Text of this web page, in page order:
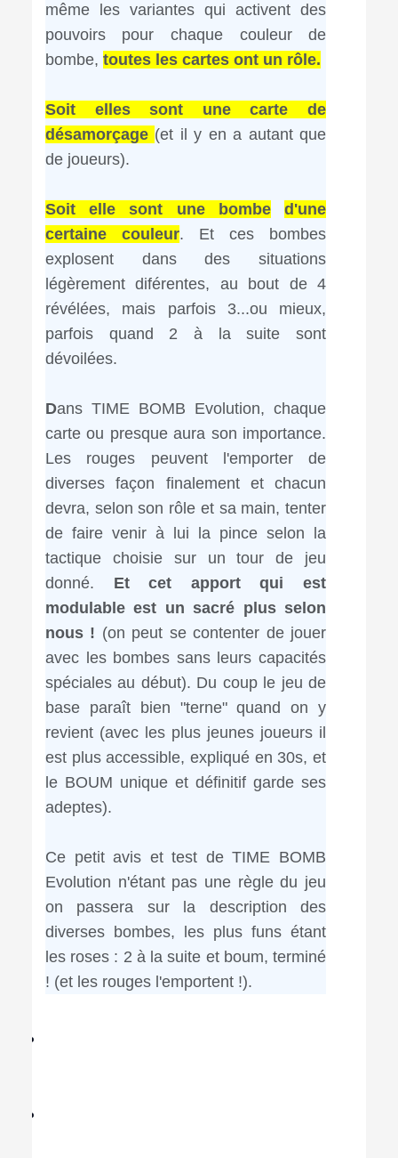
même les variantes qui activent des
pouvoirs pour chaque couleur de
bombe, toutes les cartes ont un rôle.
Soit elles sont une carte de
désamorçage (et il y en a autant que
de joueurs).
Soit elle sont une bombe
d'une
certaine couleur. Et ces bombes
explosent dans des situations
légèrement diférentes, au bout de 4
révélées, mais parfois 3...ou mieux,
parfois quand 2 à la suite sont
dévoilées.
Dans TIME BOMB Evolution, chaque
carte ou presque aura son importance.
Les rouges peuvent l'emporter de
diverses façon finalement et chacun
devra, selon son rôle et sa main, tenter
de faire venir à lui la pince selon la
tactique choisie sur un tour de jeu
donné. Et cet apport qui est
modulable est un sacré plus selon
nous ! (on peut se contenter de jouer
avec les bombes sans leurs capacités
spéciales au début). Du coup le jeu de
base paraît bien "terne" quand on y
revient (avec les plus jeunes joueurs il
est plus accessible, expliqué en 30s, et
le BOUM unique et définitif garde ses
adeptes).
Ce petit avis et test de TIME BOMB
Evolution n'étant pas une règle du jeu
on passera sur la description des
diverses bombes, les plus funs étant
les roses : 2 à la suite et boum, terminé
! (et les rouges l'emportent !).